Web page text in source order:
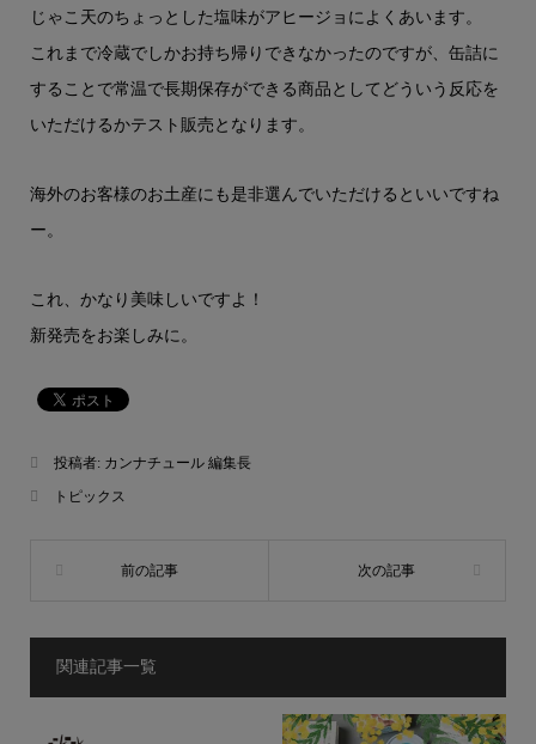
じゃこ天のちょっとした塩味がアヒージョによくあいます。
これまで冷蔵でしかお持ち帰りできなかったのですが、缶詰に
することで常温で長期保存ができる商品としてどういう反応を
いただけるかテスト販売となります。
海外のお客様のお土産にも是非選んでいただけるといいですね
ー。
これ、かなり美味しいですよ！
新発売をお楽しみに。
投稿者: カンナチュール 編集長
トピックス
関連記事一覧